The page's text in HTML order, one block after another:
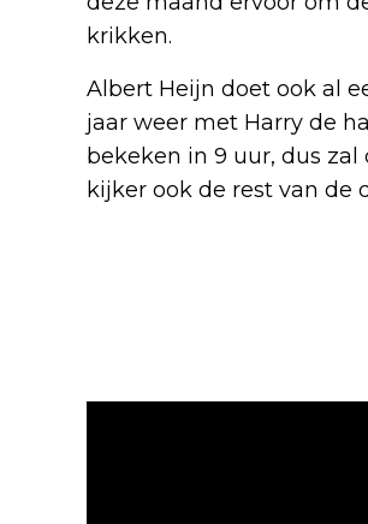
krikken.
Albert Heijn doet ook al
jaar weer met Harry de
bekeken in 9 uur, dus
kijker ook de rest van de